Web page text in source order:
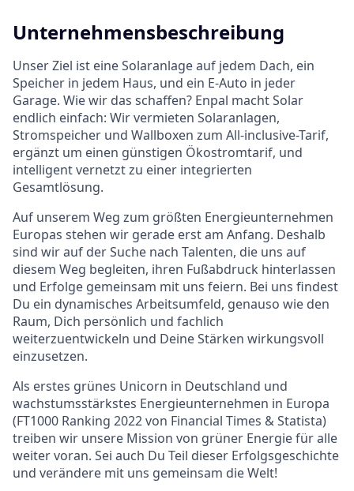
Unternehmensbeschreibung
Unser Ziel ist eine Solaranlage auf jedem Dach, ein
Speicher in jedem Haus, und ein E-Auto in jeder
Garage. Wie wir das schaffen? Enpal macht Solar
endlich einfach: Wir vermieten Solaranlagen,
Stromspeicher und Wallboxen zum All-inclusive-Tarif,
ergänzt um einen günstigen Ökostromtarif, und
intelligent vernetzt zu einer integrierten
Gesamtlösung.
Auf unserem Weg zum größten Energieunternehmen
Europas stehen wir gerade erst am Anfang. Deshalb
sind wir auf der Suche nach Talenten, die uns auf
diesem Weg begleiten, ihren Fußabdruck hinterlassen
und Erfolge gemeinsam mit uns feiern. Bei uns findest
Du ein dynamisches Arbeitsumfeld, genauso wie den
Raum, Dich persönlich und fachlich
weiterzuentwickeln und Deine Stärken wirkungsvoll
einzusetzen.
Als erstes grünes Unicorn in Deutschland und
wachstumsstärkstes Energieunternehmen in Europa
(FT1000 Ranking 2022 von Financial Times & Statista)
treiben wir unsere Mission von grüner Energie für alle
weiter voran. Sei auch Du Teil dieser Erfolgsgeschichte
und verändere mit uns gemeinsam die Welt!